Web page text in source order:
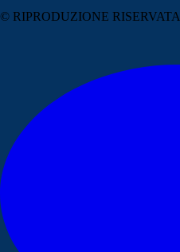
© RIPRODUZIONE RISERVATA